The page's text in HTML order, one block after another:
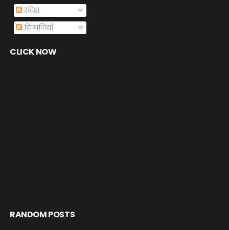
संदेश
टिप्पणियाँ
CLICK NOW
RANDOM POSTS